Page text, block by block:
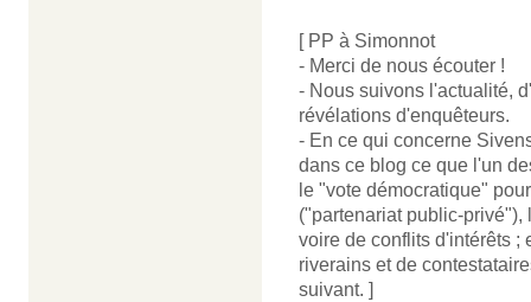
[ PP à Simonnot
- Merci de nous écouter !
- Nous suivons l'actualité,
révélations d'enquêteurs.
- En ce qui concerne
dans ce blog ce que l'un
le "vote démocratique"
("partenariat public-
voire de conflits d'intérêts ;
riverains et de
suivant. ]